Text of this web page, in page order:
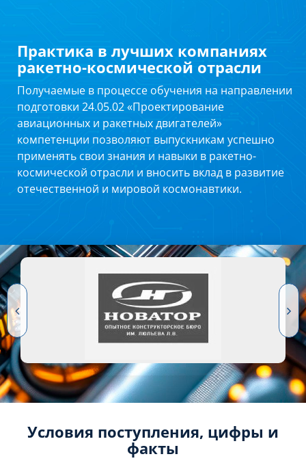
Практика в лучших компаниях
ракетно-космической отрасли
Получаемые в процессе обучения на направлении
подготовки 24.05.02 «Проектирование
авиационных и ракетных двигателей»
компетенции позволяют выпускникам успешно
применять свои знания и навыки в ракетно-
космической отрасли и вносить вклад в развитие
отечественной и мировой космонавтики.
Условия поступления, цифры и
факты